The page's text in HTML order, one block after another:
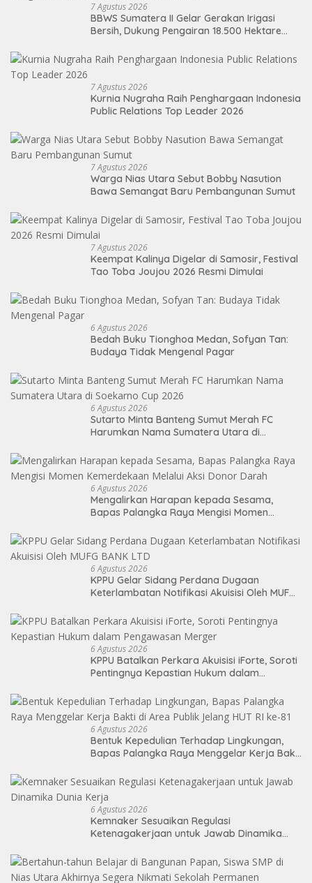
7 Agustus 2026
BBWS Sumatera II Gelar Gerakan Irigasi
Bersih, Dukung Pengairan 18.500 Hektare
7 Agustus 2026
Kurnia Nugraha Raih Penghargaan Indonesia
Public Relations Top Leader 2026
7 Agustus 2026
Warga Nias Utara Sebut Bobby Nasution
Bawa Semangat Baru Pembangunan Sumut
7 Agustus 2026
Keempat Kalinya Digelar di Samosir, Festival
Tao Toba Joujou 2026 Resmi Dimulai
6 Agustus 2026
Bedah Buku Tionghoa Medan, Sofyan Tan:
Budaya Tidak Mengenal Pagar
6 Agustus 2026
Sutarto Minta Banteng Sumut Merah FC
Harumkan Nama Sumatera Utara di
6 Agustus 2026
Mengalirkan Harapan kepada Sesama,
Bapas Palangka Raya Mengisi Momen
6 Agustus 2026
KPPU Gelar Sidang Perdana Dugaan
Keterlambatan Notifikasi Akuisisi Oleh MUFG
6 Agustus 2026
KPPU Batalkan Perkara Akuisisi iForte, Soroti
Pentingnya Kepastian Hukum dalam
6 Agustus 2026
Bentuk Kepedulian Terhadap Lingkungan,
Bapas Palangka Raya Menggelar Kerja Bakti
6 Agustus 2026
Kemnaker Sesuaikan Regulasi
Ketenagakerjaan untuk Jawab Dinamika